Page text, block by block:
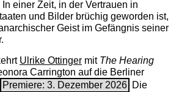
einer Zeit, in der Vertrauen in
und Bilder brüchig geworden ist,
Geist im Gefängnis seiner
Ulrike Ottingermit The ­Hearing
Carrington auf die Berliner
Premiere: 3. Dezember 2026 Die